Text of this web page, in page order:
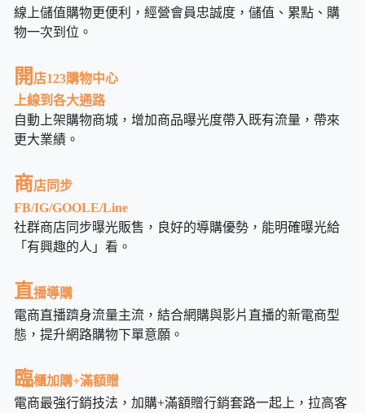
線上儲值購物更便利，經營會員忠誠度，儲值、累點、購
物一次到位。
開 店123購物中心
上線到各大通路
自動上架購物商城，增加商品曝光度帶入既有流量，帶來
更大業績。
商店同步
FB/IG/GOOLE/Line
社群商店同步曝光販售，良好的導購優勢，能明確曝光給
「有興趣的人」看。
直播導購
電商直播躋身流量主流，結合網購與影片直播的新電商型
態，提升網路購物下單意願。
臨櫃加購+滿額贈
電商最強行銷技法，加購+滿額贈行銷套路一起上，拉高客